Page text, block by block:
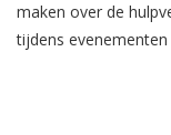
maken over de
tijdens evenementen